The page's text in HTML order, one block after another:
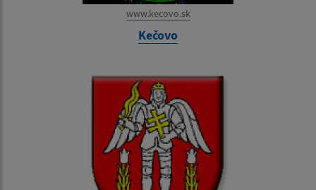
www.kecovo.sk
Kečovo